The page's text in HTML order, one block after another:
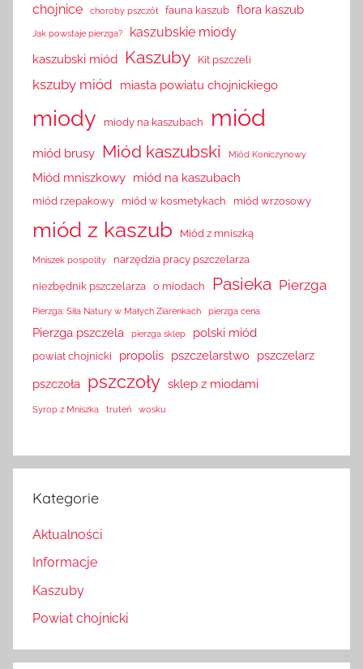
chojnice choroby pszczół fauna kaszub flora kaszub
Jak powstaje pierzga? kaszubskie miody
kaszubski miód Kaszuby Kit pszczeli
kszuby miód miasta powiatu chojnickiego
miody miody na kaszubach miód
miód brusy Miód kaszubski Miód Koniczynowy
Miód mniszkowy miód na kaszubach
miód rzepakowy miód w kosmetykach miód wrzosowy
miód z kaszub Miód z mniszką
Mniszek pospolity narzędzia pracy pszczelarza
niezbędnik pszczelarza o miodach Pasieka Pierzga
Pierzga: Siła Natury w Małych Ziarenkach pierzga cena
Pierzga pszczela pierzga sklep polski miód
powiat chojnicki propolis pszczelarstwo pszczelarz
pszczoła pszczoły sklep z miodami
Syrop z Mniszka truteń wosku
Kategorie
Aktualności
Informacje
Kaszuby
Powiat chojnicki